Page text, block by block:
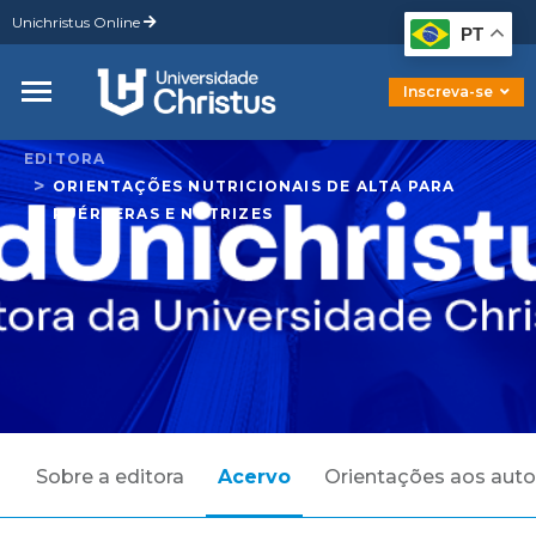
Unichristus Online
Inscreva-se
Graduação
Pós-Graduação
Mestrado
Doutorado
EDITORA
ORIENTAÇÕES NUTRICIONAIS DE ALTA PARA
PUÉRPERAS E NUTRIZES
Sobre a editora Acervo Orientações aos
PT